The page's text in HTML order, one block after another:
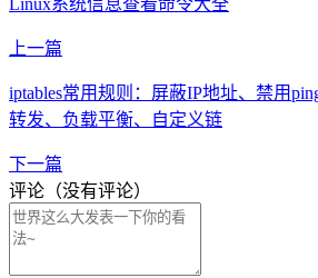
上一篇
iptables常用规则：屏蔽IP地址、禁用
转发、负载平衡、自定义链
下一篇
评论（没有评论）